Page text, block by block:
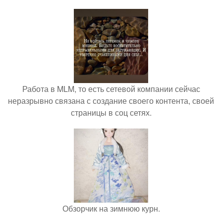
Работа в MLM, то есть сетевой компании сейчас
неразрывно связана с создание своего контента, своей
страницы в соц сетях.
Обзорчик на зимнюю курн.